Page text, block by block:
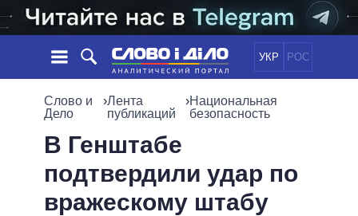
УКР РОС
НОВОСТИ
ЛЕНТА
СТАТЬИ
МНЕНИЯ
ОБЩЕСТВО
МИР
ОБЕЩАНИЯ
ПОЛИТИКИ
ВСЕ ПОЛИТИКИИНФОГРАФИКА
Слово и
Дело
›Лента
публикаций
›Национальная
безопасность
В Генштабе
подтвердили удар по
вражескому штабу